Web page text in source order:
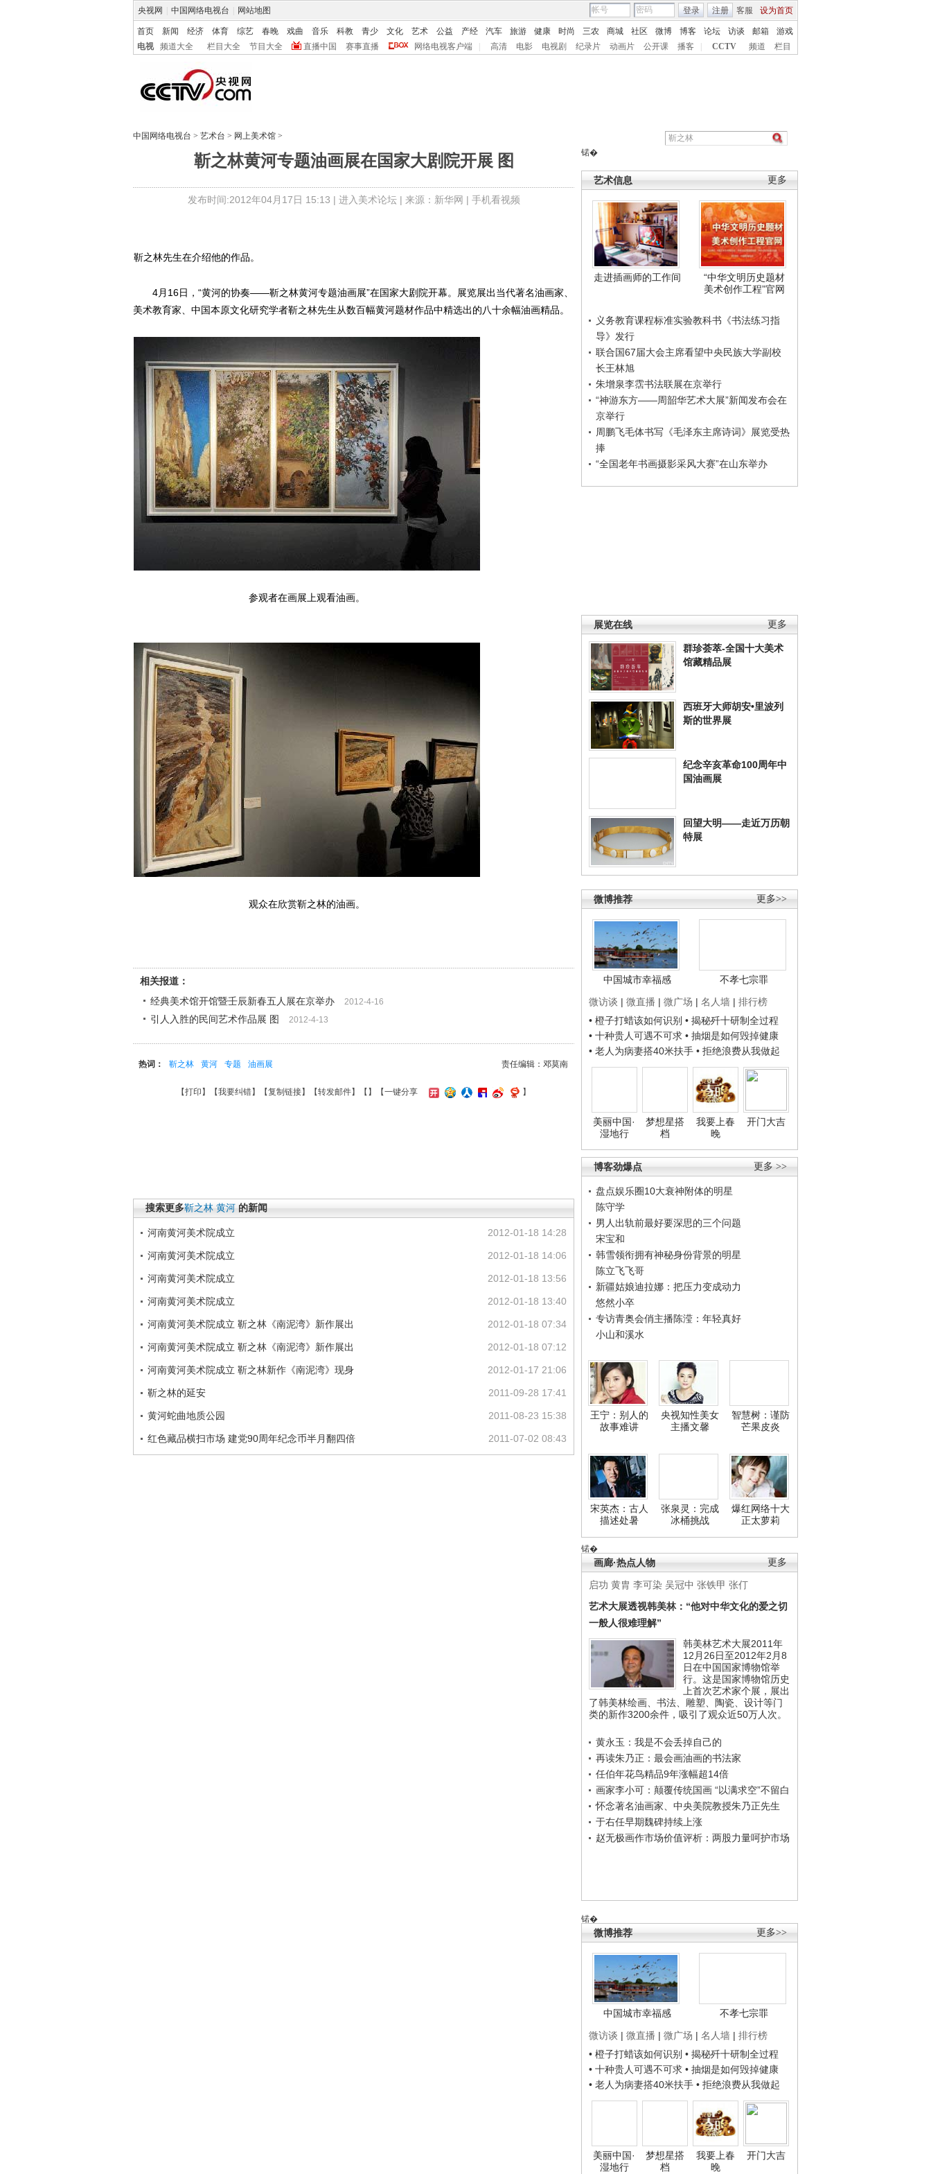
央视网 中国网络电视台 网站地图 客服 设为首页
登录 注册
首页 新闻 经济 体育 综艺 春晚 戏曲 音乐 科教 青少 文化 艺术 公益 产经 汽车 旅游 健康 时尚 三农 商城 社区 微博 博客 论坛 访谈 邮箱
游戏
电视
频道大全 栏目大全 节目大全 直播中国 赛事直播 网络电视客户端 高清 电影 电视剧 纪录片 动画片 公开课 播客 CCTV 频道 栏目
中国网络电视台 > 艺术台 > 网上美术馆 >
靳之林黄河专题油画展在国家大剧院开展 图
发布时间:2012年04月17日 15:13 | 进入美术论坛| 来源：新华网 | 手机看视频
锘�
更多
艺术信息
走进插画师的工作间
“中华文明历史题材
美术创作工程”官网
义务教育课程标准实验教科书《书法练习指
导》发行
联合国67届大会主席看望中央民族大学副校
长王林旭
朱增泉李霑书法联展在京举行
“神游东方——周韶华艺术大展”新闻发布会在
京举行
周鹏飞毛体书写《毛泽东主席诗词》展览受热
捧
“全国老年书画摄影采风大赛”在山东举办
更多
展览在线
群珍荟萃-全国十大美术
馆藏精品展
西班牙大师胡安•里波列
斯的世界展
纪念辛亥革命100周年中
国油画展
回望大明——走近万历朝
特展
更多>>
微博推荐
中国城市幸福感
不孝七宗罪
微访谈 | 微直播 | 微广场 | 名人墙 | 排行榜
• 橙子打蜡该如何识别 • 揭秘歼十研制全过程
• 十种贵人可遇不可求 • 抽烟是如何毁掉健康
• 老人为病妻搭40米扶手 • 拒绝浪费从我做起
美丽中国·
湿地行
梦想星搭
档
我要上春
晚
开门大吉
更多 >>
博客劲爆点
盘点娱乐圈10大衰神附体的明星
陈守学
男人出轨前最好要深思的三个问题
宋宝和
韩雪领衔拥有神秘身份背景的明星
陈立飞飞哥
新疆姑娘迪拉娜：把压力变成动力
悠然小卒
专访青奥会俏主播陈滢：年轻真好
小山和溪水
王宁：别人的
故事难讲
央视知性美女
主播文馨
智慧树：谨防
芒果皮炎
宋英杰：古人
描述处暑
张泉灵：完成
冰桶挑战
爆红网络十大
正太萝莉
锘�
更多
画廊·热点人物
启功 黄胄 李可染 吴冠中 张铁甲 张仃
艺术大展透视韩美林：“他对中华文化的爱之切
一般人很难理解”
韩美林艺术大展2011年
12月26日至2012年2月8
日在中国国家博物馆举
行。这是国家博物馆历史
上首次艺术家个展，展出
了韩美林绘画、书法、雕塑、陶瓷、设计等门
类的新作3200余件，吸引了观众近50万人次。
黄永玉：我是不会丢掉自己的
再读朱乃正：最会画油画的书法家
任伯年花鸟精品9年涨幅超14倍
画家李小可：颠覆传统国画 “以满求空”不留白
怀念著名油画家、中央美院教授朱乃正先生
于右任早期魏碑持续上涨
赵无极画作市场价值评析：两股力量呵护市场
锘�
更多>>
微博推荐
中国城市幸福感
不孝七宗罪
微访谈 | 微直播 | 微广场 | 名人墙 | 排行榜
• 橙子打蜡该如何识别 • 揭秘歼十研制全过程
• 十种贵人可遇不可求 • 抽烟是如何毁掉健康
• 老人为病妻搭40米扶手 • 拒绝浪费从我做起
美丽中国·
湿地行
梦想星搭
档
我要上春
晚
开门大吉
靳之林先生在介绍他的作品。
4月16日，“黄河的协奏——靳之林黄河专题油画展”在国家大剧院开幕。展览展出当代著名油画家、
美术教育家、中国本原文化研究学者靳之林先生从数百幅黄河题材作品中精选出的八十余幅油画精品。
参观者在画展上观看油画。
观众在欣赏靳之林的油画。
相关报道：
经典美术馆开馆暨壬辰新春五人展在京举办
2012-4-16
引人入胜的民间艺术作品展 图 2012-4-13
责任编辑：邓莫南
热词： 靳之林 黄河 专题 油画展
【打印 】【我要纠错】【复制链接】【转发邮件】【 】 【一键分享 】
搜索更多靳之林 黄河 的新闻
2012-01-18 14:28
河南黄河美术院成立
2012-01-18 14:06
河南黄河美术院成立
2012-01-18 13:56
河南黄河美术院成立
2012-01-18 13:40
河南黄河美术院成立
2012-01-18 07:34
河南黄河美术院成立 靳之林《南泥湾》新作展出
2012-01-18 07:12
河南黄河美术院成立 靳之林《南泥湾》新作展出
2012-01-17 21:06
河南黄河美术院成立 靳之林新作《南泥湾》现身
2011-09-28 17:41
靳之林的延安
2011-08-23 15:38
黄河蛇曲地质公园
2011-07-02 08:43
红色藏品横扫市场 建党90周年纪念币半月翻四倍